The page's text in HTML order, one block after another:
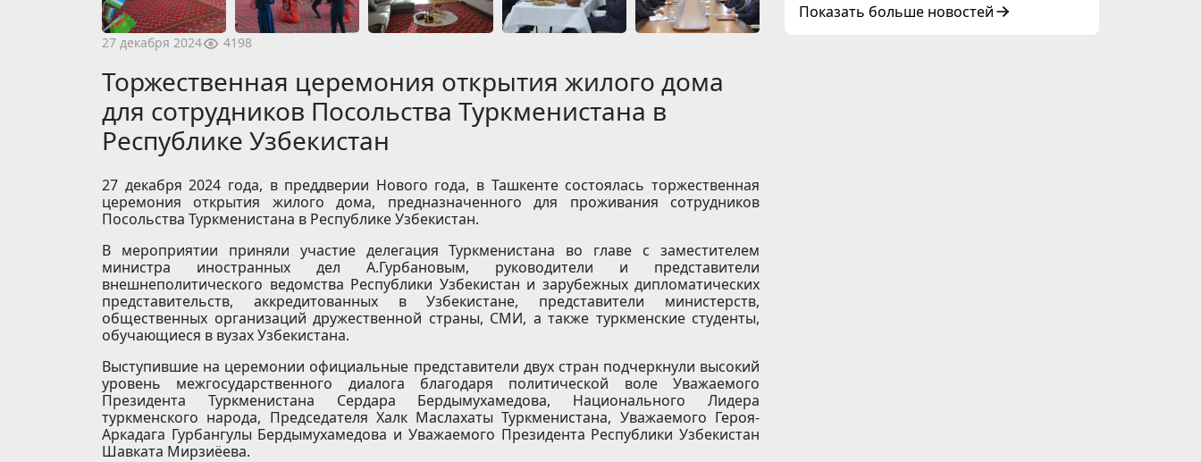
27 декабря 2024 4198
Торжественная церемония открытия жилого дома
для сотрудников Посольства Туркменистана в
Республике Узбекистан
27 декабря 2024 года, в преддверии Нового года, в Ташкенте состоялась торжественная
церемония открытия жилого дома, предназначенного для проживания сотрудников
Посольства Туркменистана в Республике Узбекистан.
В мероприятии приняли участие делегация Туркменистана во главе с заместителем
министра иностранных дел А.Гурбановым, руководители и представители
внешнеполитического ведомства Республики Узбекистан и зарубежных дипломатических
представительств, аккредитованных в Узбекистане, представители министерств,
общественных организаций дружественной страны, СМИ, а также туркменские студенты,
обучающиеся в вузах Узбекистана.
Выступившие на церемонии официальные представители двух стран подчеркнули высокий
уровень межгосударственного диалога благодаря политической воле Уважаемого
Президента Туркменистана Сердара Бердымухамедова, Национального Лидера
туркменского народа, Председателя Халк Маслахаты Туркменистана, Уважаемого Героя-
Аркадага Гурбангулы Бердымухамедова и Уважаемого Президента Республики Узбекистан
Шавката Мирзиёева.
старших должностных лиц Форума
Показать больше новостей